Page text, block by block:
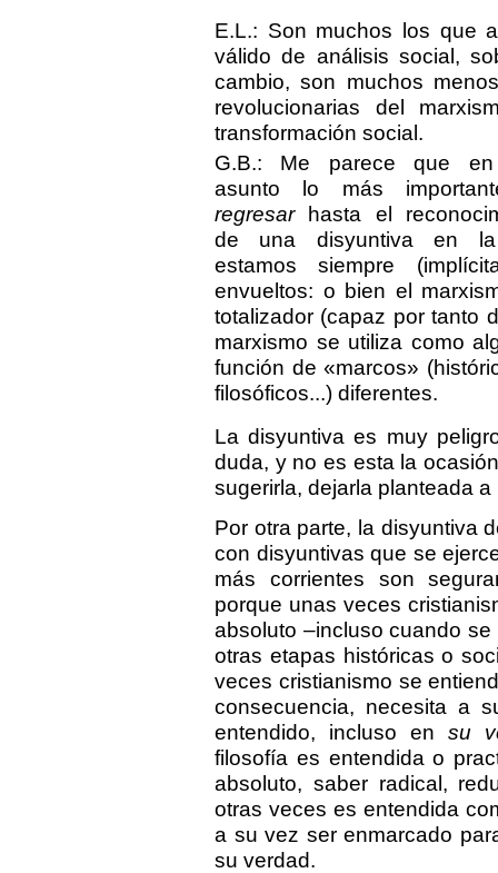
E.L.: Son muchos los que
válido de análisis social,
cambio, son muchos
revolucionarias del
transformación social.
G.B.: Me parece que
asunto lo más
regresarhasta el
de una disyuntiva en
estamos siempre
envueltos: o bien el
totalizador (capaz por tanto
marxismo se utiliza como
función de «marcos»
filosóficos...) diferentes.
La disyuntiva es muy
duda, y no es esta la
sugerirla, dejarla planteada
Por otra parte, la disyuntiva
con disyuntivas que se
más corrientes son
porque unas veces
absoluto –incluso cuando
otras etapas históricas o
veces cristianismo se
consecuencia, necesita a
entendido, incluso en su
filosofía es entendida o
absoluto, saber radical,
otras veces es entendida
a su vez ser enmarcado
su verdad.